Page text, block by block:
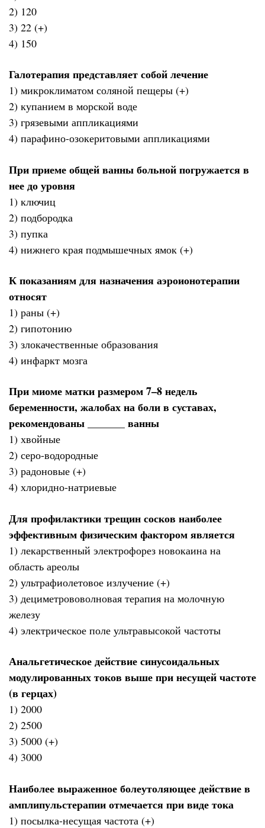
2) 120
3) 22 (+)
4) 150
Галотерапия представляет собой лечение
1) микроклиматом соляной пещеры (+)
2) купанием в морской воде
3) грязевыми аппликациями
4) парафино-озокеритовыми аппликациями
При приеме общей ванны больной погружается в
нее до уровня
1) ключиц
2) подбородка
3) пупка
4) нижнего края подмышечных ямок (+)
К показаниям для назначения аэроионотерапии
относят
1) раны (+)
2) гипотонию
3) злокачественные образования
4) инфаркт мозга
При миоме матки размером 7–8 недель
беременности, жалобах на боли в суставах,
рекомендованы _______ ванны
1) хвойные
2) серо-водородные
3) радоновые (+)
4) хлоридно-натриевые
Для профилактики трещин сосков наиболее
эффективным физическим фактором является
1) лекарственный электрофорез новокаина на
область ареолы
2) ультрафиолетовое излучение (+)
3) дециметрововолновая терапия на молочную
железу
4) электрическое поле ультравысокой частоты
Анальгетическое действие синусоидальных
модулированных токов выше при несущей частоте
(в герцах)
1) 2000
2) 2500
3) 5000 (+)
4) 3000
Наиболее выраженное болеутоляющее действие в
амплипульстерапии отмечается при виде тока
1) посылка-несущая частота (+)